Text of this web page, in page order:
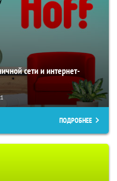
сети и интернет-
ПОДРОБНЕЕ